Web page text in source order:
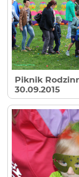
Piknik
30.09.2015